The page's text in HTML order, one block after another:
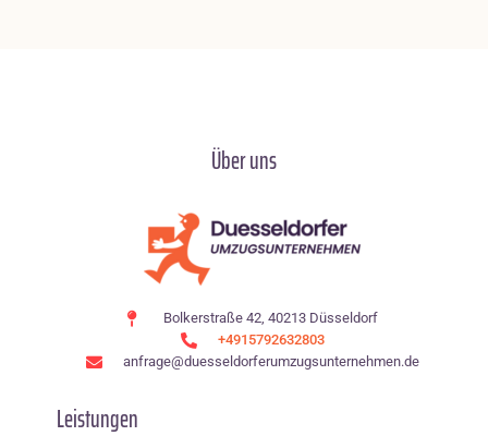
Über uns
Bolkerstraße 42, 40213 Düsseldorf
+4915792632803
anfrage@duesseldorferumzugsunternehmen.de
Leistungen